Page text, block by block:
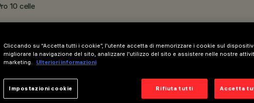
10 celle
Cliccando su “Accetta tutti i cookie”, l'utente accetta di memorizzare i cookie sul
migliorare la navigazione del sito, analizzare l'utilizzo del sito e assistere nelle nostre
marketing.
Ulteriori informazioni
Rifiuta tutti Accetta
Impostazioni cookie